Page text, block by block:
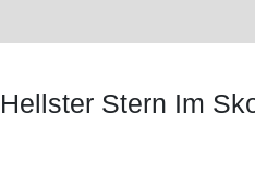
Hellster Stern Im